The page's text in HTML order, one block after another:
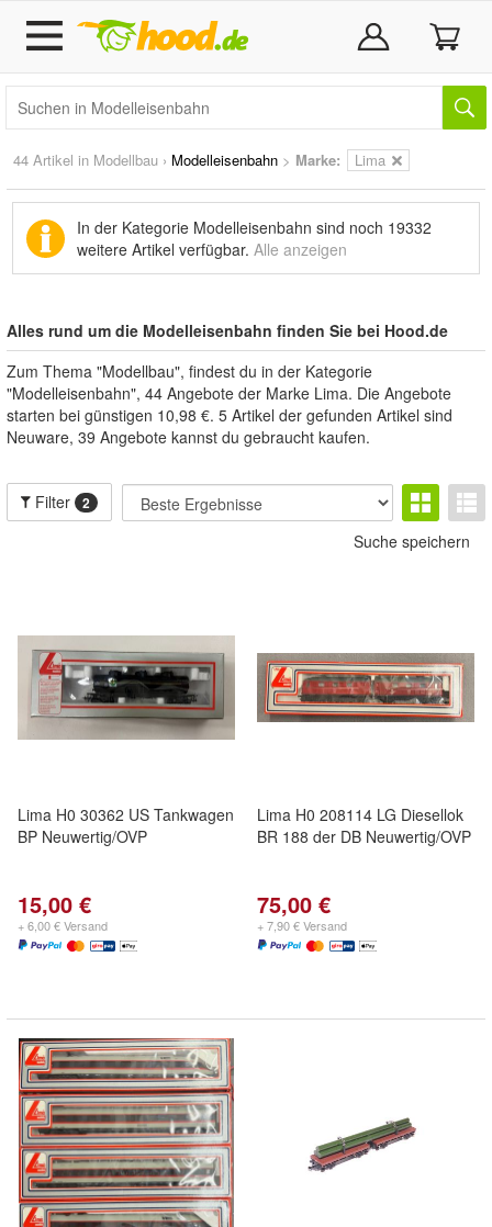
44 Artikel in Modellbau › Modelleisenbahn > Marke: Lima
In der Kategorie Modelleisenbahn sind noch 19332
weitere Artikel verfügbar. Alle anzeigen
Alles rund um die Modelleisenbahn finden Sie bei Hood.de
Zum Thema "Modellbau", findest du in der Kategorie
"Modelleisenbahn", 44 Angebote der Marke Lima. Die Angebote
starten bei günstigen 10,98 €. 5 Artikel der gefunden Artikel sind
Neuware, 39 Angebote kannst du gebraucht kaufen.
Filter 2
Suche speichern
Lima H0 30362 US Tankwagen
BP Neuwertig/OVP
15,00 €
+ 6,00 € Versand
Lima H0 208114 LG Diesellok
BR 188 der DB Neuwertig/OVP
75,00 €
+ 7,90 € Versand